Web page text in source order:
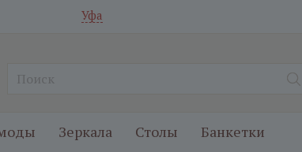
Уфа
Зеркала Столы Банкетки